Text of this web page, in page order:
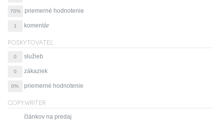
70% priemerné hodnotenie
1 komentár
POSKYTOVATEĽ
0 služieb
0 zákaziek
0% priemerné hodnotenie
COPYWRITER
článkov na predaj